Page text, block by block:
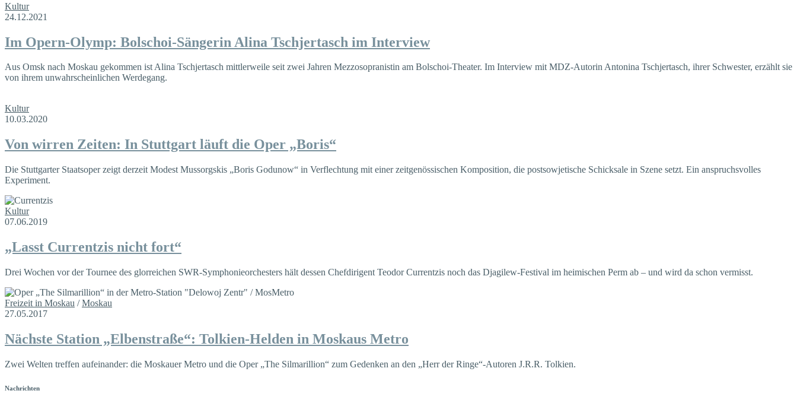
Kultur
24.12.2021
Im Opern-Olymp: Bolschoi-Sängerin Alina Tschjertasch im Interview
Aus Omsk nach Moskau gekommen ist Alina Tschjertasch mittlerweile seit zwei Jahren Mezzosopranistin am Bolschoi-Theater. Im Interview mit MDZ-Autorin Antonina Tschjertasch, ihrer Schwester, erzählt sie
von ihrem unwahrscheinlichen Werdegang.
Kultur
10.03.2020
Von wirren Zeiten: In Stuttgart läuft die Oper „Boris“
Die Stuttgarter Staatsoper zeigt derzeit Modest Mussorgskis „Boris Godunow“ in Verflechtung mit einer zeitgenössischen Komposition, die postsowjetische Schicksale in Szene setzt. Ein anspruchsvolles
Experiment.
Kultur
07.06.2019
„Lasst Currentzis nicht fort“
Drei Wochen vor der Tournee des glorreichen SWR-Symphonieorchesters hält dessen Chefdirigent Teodor Currentzis noch das Djagilew-Festival im heimischen Perm ab – und wird da schon vermisst.
Freizeit in Moskau /Moskau
27.05.2017
Nächste Station „Elbenstraße“: Tolkien-Helden in Moskaus Metro
Zwei Welten treffen aufeinander: die Moskauer Metro und die Oper „The Silmarillion“ zum Gedenken an den „Herr der Ringe“-Autoren J.R.R. Tolkien.
Nachrichten